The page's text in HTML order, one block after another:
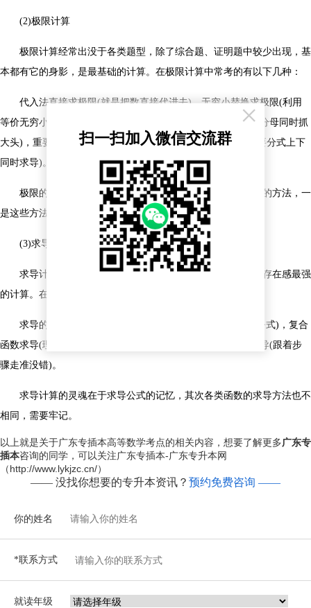
(2)极限计算
极限计算经常出没于各类题型，除了综合题、证明题中较少出现，基
本都有它的身影，是最基础的计算。在极限计算中常考的有以下几种：
代入法直接求极限(就是把数直接代进去)，无穷小替换求极限(利用
等价无穷小来替换化简)，抓大头求极限(分式类型极限，分子分母同时抓
大头)，重要极限(一个公式，真的很重要)，洛必达求极限(需要分式上下
同时求导)。
极限的计算主要注意两点，一个是根据极限特点选择正确的方法，一
是这些方法都是怎么操作的需要记忆。
(3)求导计算
求导计算，部分同学在高中已经接触过，是在高等数学中存在感最强
的计算。在求导计算中常考的有以下几种：
求导的四则运算(就是加减乘除的导，乘除的导有对应的公式)，复合
函数求导(理解较难运算简单，只要会公式就不怕)，隐函数求导(跟着步
骤走准没错)。
求导计算的灵魂在于求导公式的记忆，其次各类函数的求导方法也不
相同，需要牢记。
以上就是关于广东专插本高等数学考点的相关内容，想要了解更多广东专
插本咨询的同学，可以关注广东专插本-广东专升本网
（http://www.lykjzc.cn/）
—— 没找你想要的专升本资讯？ 预约免费咨询 ——
你的姓名
*联系方式
就读年级
×
扫一扫加入微信交流群